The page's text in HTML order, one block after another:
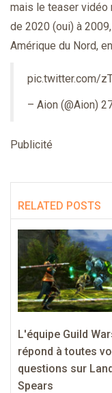
mais le teaser vidéo
de 2020 (oui) à
Amérique du Nord,
pic.twitter.com/
– Aion (@Aion)
Publicité
RELATED POSTS
L'équipe Guild
répond à toutes
questions sur
Spears